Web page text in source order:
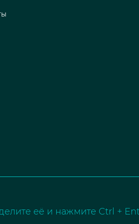
её и нажмите Ctrl +